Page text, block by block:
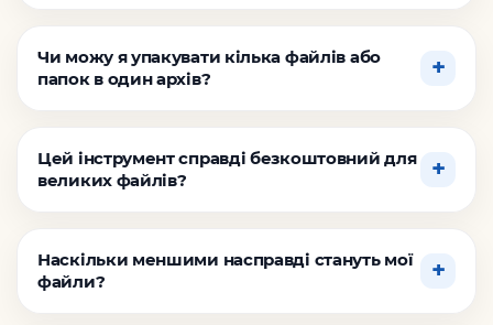
Чи можу я упакувати кілька файлів або
папок в один архів?
Цей інструмент справді безкоштовний для
великих файлів?
Наскільки меншими насправді стануть мої
файли?